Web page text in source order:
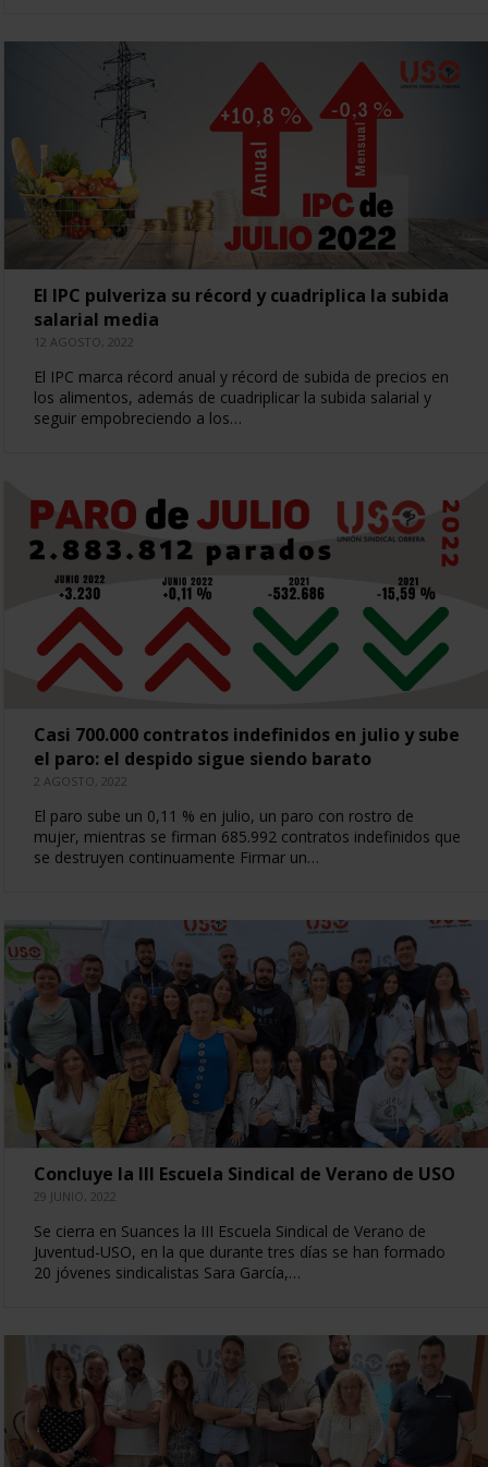
El IPC pulveriza su récord y cuadriplica la subida
salarial media
12 AGOSTO, 2022
El IPC marca récord anual y récord de subida de precios en
los alimentos, además de cuadriplicar la subida salarial y
seguir empobreciendo a los…
Casi 700.000 contratos indefinidos en julio y sube
el paro: el despido sigue siendo barato
2 AGOSTO, 2022
El paro sube un 0,11 % en julio, un paro con rostro de
mujer, mientras se firman 685.992 contratos indefinidos que
se destruyen continuamente Firmar un…
Concluye la III Escuela Sindical de Verano de USO
29 JUNIO, 2022
Se cierra en Suances la III Escuela Sindical de Verano de
Juventud-USO, en la que durante tres días se han formado
20 jóvenes sindicalistas Sara García,…